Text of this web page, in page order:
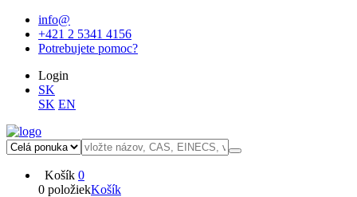
info@
+421 2 5341 4156
Potrebujete pomoc?
Login
SK
SK EN
Košík 0
0 položiekKošík